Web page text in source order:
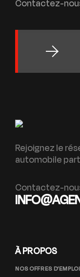
Contactez-
Rejoignez le
automobile
Contactez-
À PROPOS
NOS OFFRES D’EMPLOI